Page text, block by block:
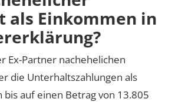
als Einkommen in
Ex-Partner nachehelichen
die Unterhaltszahlungen als
bis auf einen Betrag von 13.805